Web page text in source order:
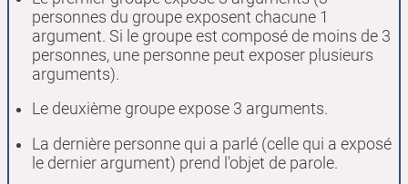
personnes du groupe exposent chacune 1
argument. Si le groupe est composé de moins de 3
personnes, une personne peut exposer plusieurs
arguments).
Le deuxième groupe expose 3 arguments.
La dernière personne qui a parlé (celle qui a exposé
le dernier argument) prend l'objet de parole.